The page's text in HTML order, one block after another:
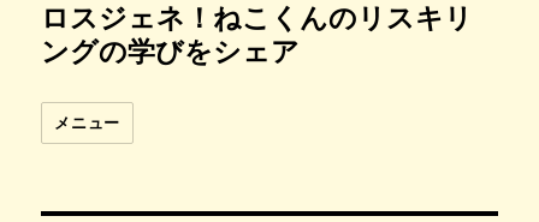
ロスジェネ！ねこくんのリスキリ
ングの学びをシェア
メニュー